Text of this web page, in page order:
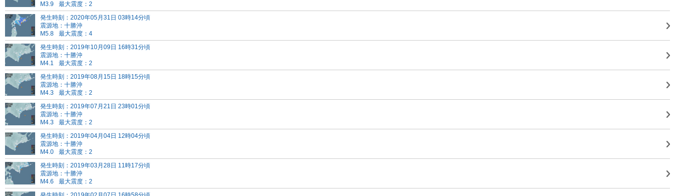
M3.9
最大震度：2
発生時刻：2020年05月31日 03時14分頃
震源地：十勝沖
M5.8
最大震度：4
発生時刻：2019年10月09日 16時31分頃
震源地：十勝沖
M4.1
最大震度：2
発生時刻：2019年08月15日 18時15分頃
震源地：十勝沖
M4.3
最大震度：2
発生時刻：2019年07月21日 23時01分頃
震源地：十勝沖
M4.3
最大震度：2
発生時刻：2019年04月04日 12時04分頃
震源地：十勝沖
M4.0
最大震度：2
発生時刻：2019年03月28日 11時17分頃
震源地：十勝沖
M4.6
最大震度：2